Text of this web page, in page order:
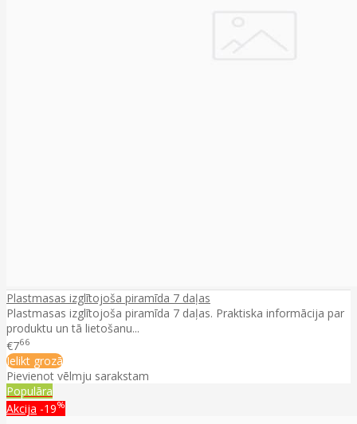
Plastmasas izglītojoša piramīda 7 daļas
Plastmasas izglītojoša piramīda 7 daļas. Praktiska informācija par
produktu un tā lietošanu...
€766
Ielikt grozā
Pievienot vēlmju sarakstam
Populāra
Akcija -19%